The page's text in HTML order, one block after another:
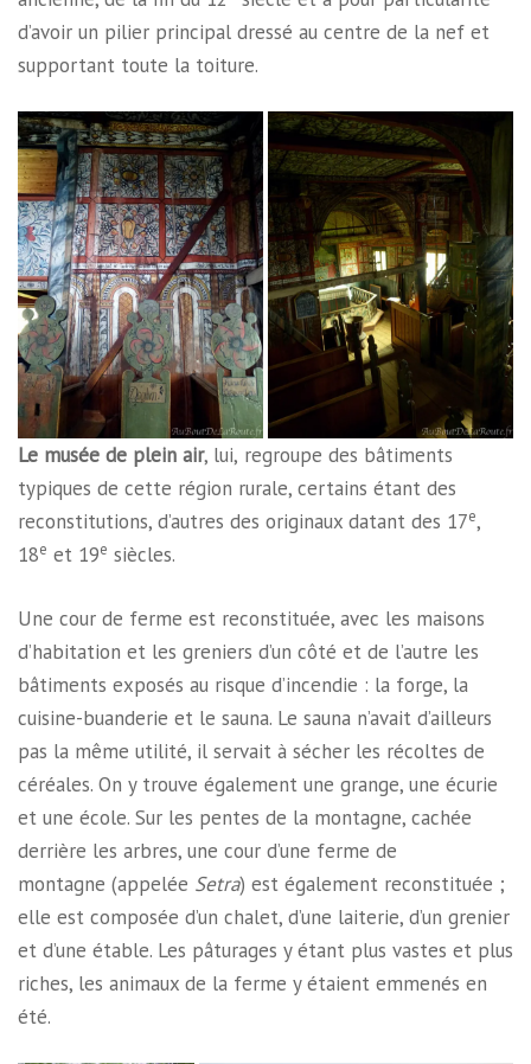
d’avoir un pilier principal dressé au centre de la nef et
supportant toute la toiture.
Le musée de plein air, lui, regroupe des bâtiments
typiques de cette région rurale, certains étant des
reconstitutions, d’autres des originaux datant des 17e,
18e et 19e siècles.
Une cour de ferme est reconstituée, avec les maisons
d’habitation et les greniers d’un côté et de l’autre les
bâtiments exposés au risque d’incendie : la forge, la
cuisine-buanderie et le sauna. Le sauna n’avait d’ailleurs
pas la même utilité, il servait à sécher les récoltes de
céréales. On y trouve également une grange, une écurie
et une école. Sur les pentes de la montagne, cachée
derrière les arbres, une cour d’une ferme de
montagne (appelée Setra) est également reconstituée ;
elle est composée d’un chalet, d’une laiterie, d’un grenier
et d’une étable. Les pâturages y étant plus vastes et plus
riches, les animaux de la ferme y étaient emmenés en
été.